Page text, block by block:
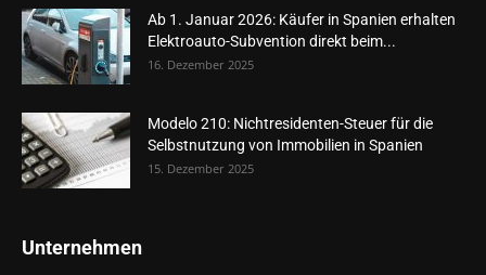
Ab 1. Januar 2026: Käufer in Spanien erhalten
Elektroauto-Subvention direkt beim...
16. Dezember 2025
Modelo 210: Nichtresidenten-Steuer für die
Selbstnutzung von Immobilien in Spanien
15. Dezember 2025
Unternehmen